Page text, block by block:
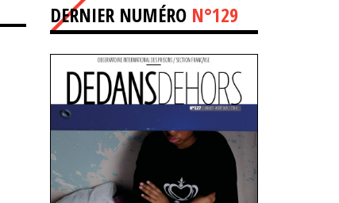
DERNIER NUMÉRO N°129